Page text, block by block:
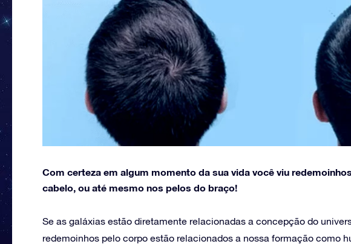
Com certeza em algum momento da sua vida você viu
cabelo, ou até mesmo nos pelos do braço!
Se as galáxias estão diretamente relacionadas a concepção do
redemoinhos pelo corpo estão relacionados a nossa formação como